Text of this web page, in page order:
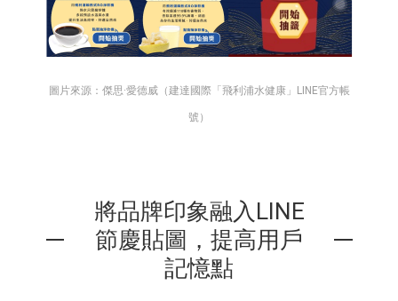
圖片來源：傑思·愛德威（建達國際「飛利浦水健康」LINE官方帳
號）
將品牌印象融入LINE
節慶貼圖，提高用戶
記憶點